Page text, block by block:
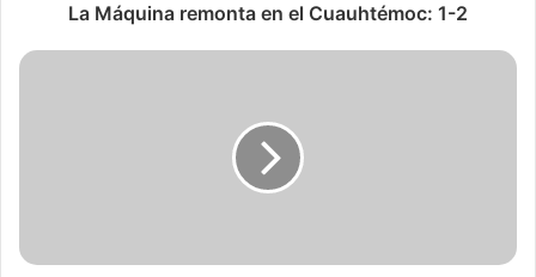
La Máquina remonta en el Cuauhtémoc: 1-2